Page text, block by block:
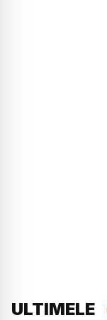
ULTIMELE